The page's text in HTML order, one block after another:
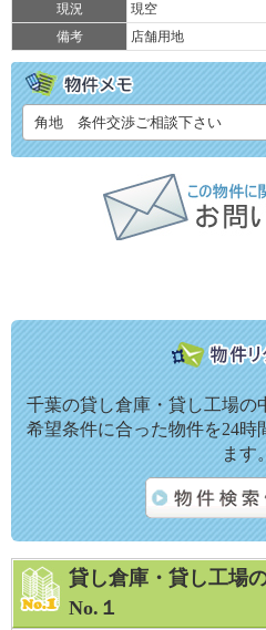
現況
現空
備考
店舗用地
角地 条件交渉ご相談下さい
千葉の貸し倉庫・貸し工場の
希望条件に合った物件を24時
ます。
貸し倉庫・貸し工場
No.１